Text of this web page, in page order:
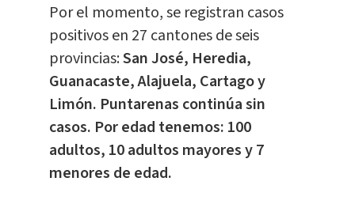
Por el momento, se registran casos
positivos en 27 cantones de seis
provincias:San José, Heredia,
Guanacaste, Alajuela, Cartago y
Limón. Puntarenas continúa sin
casos. Por edad tenemos: 100
adultos, 10 adultos mayores y 7
menores de edad.